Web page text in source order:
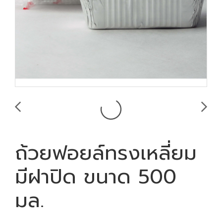
ถ้วยฟอยล์ทรงเหลี่ยม
มีฝาปิด ขนาด 500
มล.